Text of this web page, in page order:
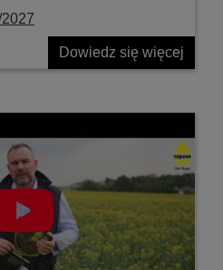
Dowiedz się więcej